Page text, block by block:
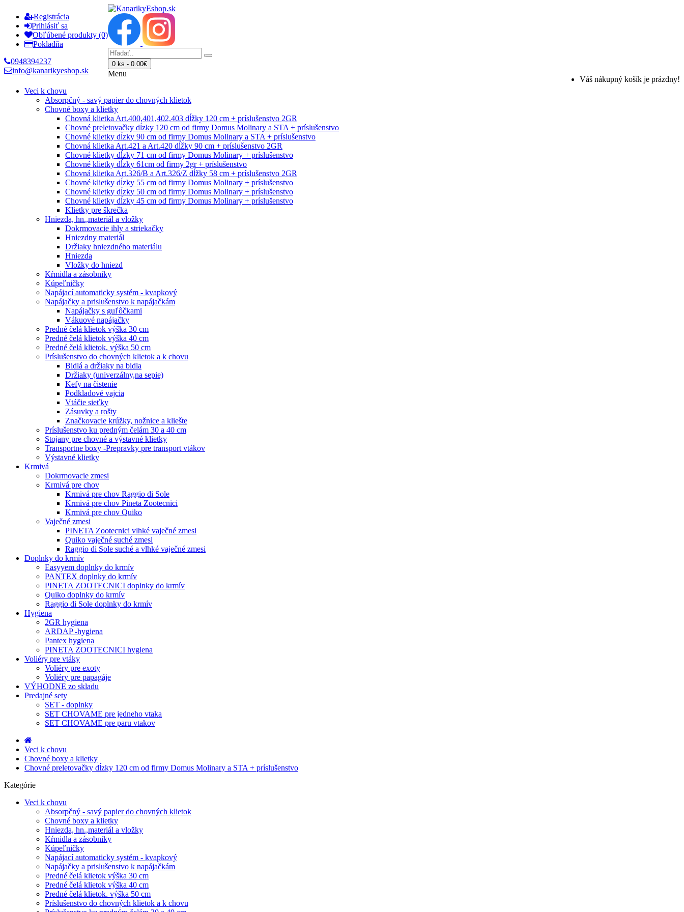
Registrácia
Prihlásiť sa
Obľúbené produkty (0)
Pokladňa
0948394237
info@kanarikyeshop.sk
0 ks - 0.00€
Váš nákupný košík je prázdny!
Menu
Veci k chovu
Absorpčný - savý papier do chovných klietok
Chovné boxy a klietky
Chovná klietka Art.400,401,402,403 dĺžky 120 cm + príslušenstvo 2GR
Chovné preletovačky dĺzky 120 cm od firmy Domus Molinary a STA + príslušenstvo
Chovné klietky dĺzky 90 cm od firmy Domus Molinary a STA + príslušenstvo
Chovná klietka Art.421 a Art.420 dĺžky 90 cm + príslušenstvo 2GR
Chovné klietky dĺzky 71 cm od firmy Domus Molinary + príslušenstvo
Chovné klietky dĺzky 61cm od firmy 2gr + príslušenstvo
Chovná klietka Art.326/B a Art.326/Z dĺžky 58 cm + príslušenstvo 2GR
Chovné klietky dĺzky 55 cm od firmy Domus Molinary + príslušenstvo
Chovné klietky dĺzky 50 cm od firmy Domus Molinary + príslušenstvo
Chovné klietky dĺzky 45 cm od firmy Domus Molinary + príslušenstvo
Klietky pre škrečka
Hniezda, hn.,materiál a vložky
Dokrmovacie ihly a striekačky
Hniezdny materiál
Držiaky hniezdného materiálu
Hniezda
Vložky do hniezd
Kŕmidla a zásobniky
Kúpeľničky
Napájací automaticky systém - kvapkový
Napájačky a prislušenstvo k napájačkám
Napájačky s guľôčkami
Vákuové napájačky
Predné čelá klietok výška 30 cm
Predné čelá klietok výška 40 cm
Predné čelá klietok. výška 50 cm
Príslušenstvo do chovných klietok a k chovu
Bidlá a držiaky na bidla
Držiaky (univerzálny,na sepie)
Kefy na čistenie
Podkladové vajcia
Vtáčie sieťky
Zásuvky a rošty
Značkovacie krúžky, nožnice a kliešte
Príslušenstvo ku predným čelám 30 a 40 cm
Stojany pre chovné a výstavné klietky
Transportne boxy -Prepravky pre transport vtákov
Výstavné klietky
Krmivá
Dokrmovacie zmesi
Krmivá pre chov
Krmivá pre chov Raggio di Sole
Krmivá pre chov Pineta Zootecnici
Krmivá pre chov Quiko
Vaječné zmesi
PINETA Zootecnici vlhké vaječné zmesi
Quiko vaječné suché zmesi
Raggio di Sole suché a vlhké vaječné zmesi
Doplnky do krmív
Easyyem doplnky do krmív
PANTEX doplnky do krmív
PINETA ZOOTECNICI doplnky do krmív
Quiko doplnky do krmív
Raggio di Sole doplnky do krmív
Hygiena
2GR hygiena
ARDAP -hygiena
Pantex hygiena
PINETA ZOOTECNICI hygiena
Voliéry pre vtáky
Voliéry pre exoty
Voliéry pre papagáje
VÝHODNE zo skladu
Predajné sety
SET - doplnky
SET CHOVAME pre jedneho vtaka
SET CHOVAME pre paru vtakov
Veci k chovu
Chovné boxy a klietky
Chovné preletovačky dĺzky 120 cm od firmy Domus Molinary a STA + príslušenstvo
Kategórie
Veci k chovu
Absorpčný - savý papier do chovných klietok
Chovné boxy a klietky
Hniezda, hn.,materiál a vložky
Kŕmidla a zásobniky
Kúpeľničky
Napájací automaticky systém - kvapkový
Napájačky a prislušenstvo k napájačkám
Predné čelá klietok výška 30 cm
Predné čelá klietok výška 40 cm
Predné čelá klietok. výška 50 cm
Príslušenstvo do chovných klietok a k chovu